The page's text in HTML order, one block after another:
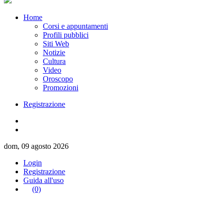
Home
Corsi e appuntamenti
Profili pubblici
Siti Web
Notizie
Cultura
Video
Oroscopo
Promozioni
Registrazione
dom, 09 agosto 2026
Login
Registrazione
Guida all'uso
(0)